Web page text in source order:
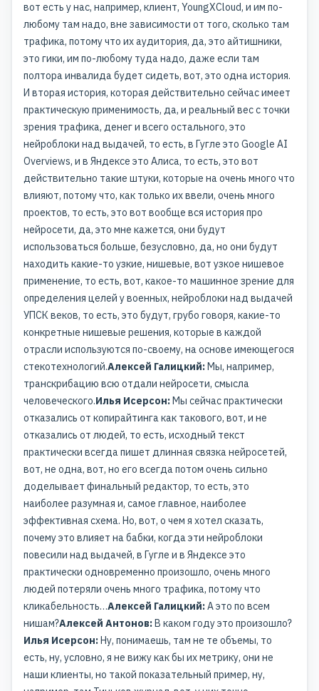
вот есть у нас, например, клиент, YoungXCloud, и им по-
любому там надо, вне зависимости от того, сколько там
трафика, потому что их аудитория, да, это айтишники,
это гики, им по-любому туда надо, даже если там
полтора инвалида будет сидеть, вот, это одна история.
И вторая история, которая действительно сейчас имеет
практическую применимость, да, и реальный вес с точки
зрения трафика, денег и всего остального, это
нейроблоки над выдачей, то есть, в Гугле это Google AI
Overviews, и в Яндексе это Алиса, то есть, это вот
действительно такие штуки, которые на очень много что
влияют, потому что, как только их ввели, очень много
проектов, то есть, это вот вообще вся история про
нейросети, да, это мне кажется, они будут
использоваться больше, безусловно, да, но они будут
находить какие-то узкие, нишевые, вот узкое нишевое
применение, то есть, вот, какое-то машинное зрение для
определения целей у военных, нейроблоки над выдачей
УПСК веков, то есть, это будут, грубо говоря, какие-то
конкретные нишевые решения, которые в каждой
отрасли используются по-своему, на основе имеющегося
стекотехнологий.Алексей Галицкий:Мы, например,
транскрибацию всю отдали нейросети, смысла
человеческого.Илья Исерсон:Мы сейчас практически
отказались от копирайтинга как такового, вот, и не
отказались от людей, то есть, исходный текст
практически всегда пишет длинная связка нейросетей,
вот, не одна, вот, но его всегда потом очень сильно
доделывает финальный редактор, то есть, это
наиболее разумная и, самое главное, наиболее
эффективная схема. Но, вот, о чем я хотел сказать,
почему это влияет на бабки, когда эти нейроблоки
повесили над выдачей, в Гугле и в Яндексе это
практически одновременно произошло, очень много
людей потеряли очень много трафика, потому что
кликабельность…Алексей Галицкий:А это по всем
нишам?Алексей Антонов:В каком году это произошло?
Илья Исерсон:Ну, понимаешь, там не те объемы, то
есть, ну, условно, я не вижу как бы их метрику, они не
наши клиенты, но такой показательный пример, ну,